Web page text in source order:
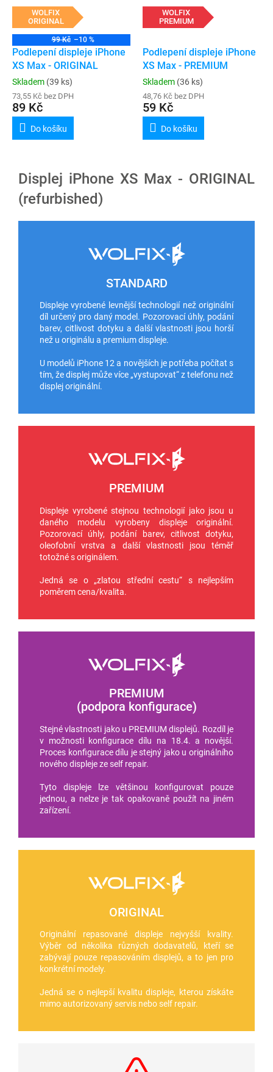
WOLFIX
ORIGINAL
99 Kč –10 %
Podlepení displeje iPhone
XS Max - ORIGINAL
Skladem (39 ks)
73,55 Kč bez DPH
89 Kč
Do košíku
WOLFIX
PREMIUM
Podlepení displeje iPhone
XS Max - PREMIUM
Skladem (36 ks)
48,76 Kč bez DPH
59 Kč
Do košíku
Displej iPhone XS Max - ORIGINAL
(refurbished)
STANDARD
Displeje vyrobené levnější technologií než originální
díl určený pro daný model. Pozorovací úhly, podání
barev, citlivost dotyku a další vlastnosti jsou horší
než u originálu a premium displeje.
U modelů iPhone 12 a novějších je potřeba počítat s
tím, že displej může více „vystupovat“ z telefonu než
displej originální.
PREMIUM
Displeje vyrobené stejnou technologií jako jsou u
daného modelu vyrobeny displeje originální.
Pozorovací úhly, podání barev, citlivost dotyku,
oleofobní vrstva a další vlastnosti jsou téměř
totožné s originálem.
Jedná se o „zlatou střední cestu“ s nejlepším
poměrem cena/kvalita.
PREMIUM
(podpora konfigurace)
Stejné vlastnosti jako u PREMIUM displejů. Rozdíl je
v možnosti konfigurace dílu na 18.4. a novější.
Proces konfigurace dílu je stejný jako u originálního
nového displeje ze self repair.
Tyto displeje lze většinou konfigurovat pouze
jednou, a nelze je tak opakovaně použít na jiném
zařízení.
ORIGINAL
Originální repasované displeje nejvyšší kvality.
Výběr od několika různých dodavatelů, kteří se
zabývají pouze repasováním displejů, a to jen pro
konkrétní modely.
Jedná se o nejlepší kvalitu displeje, kterou získáte
mimo autorizovaný servis nebo self repair.